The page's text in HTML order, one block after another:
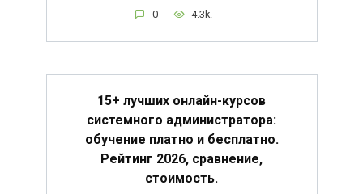
0 4.3k.
15+ лучших онлайн-курсов
системного администратора:
обучение платно и бесплатно.
Рейтинг 2026, сравнение,
стоимость.